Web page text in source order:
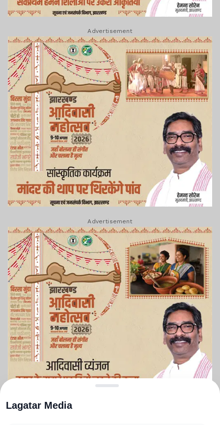
Advertisement
Advertisement
Lagatar Media